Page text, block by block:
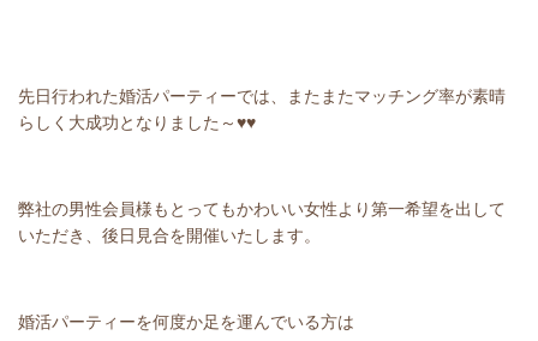
先日行われた婚活パーティーでは、またまたマッチング率が素晴
らしく大成功となりました～♥♥
弊社の男性会員様もとってもかわいい女性より第一希望を出して
いただき、後日見合を開催いたします。
婚活パーティーを何度か足を運んでいる方は